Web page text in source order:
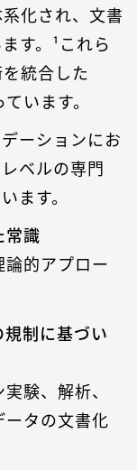
化され、文書
す。¹これら
統合した
います。
ーションにお
ベルの専門
ます。
常識
的アプロー
制に基づい
験、解析、
タの文書化